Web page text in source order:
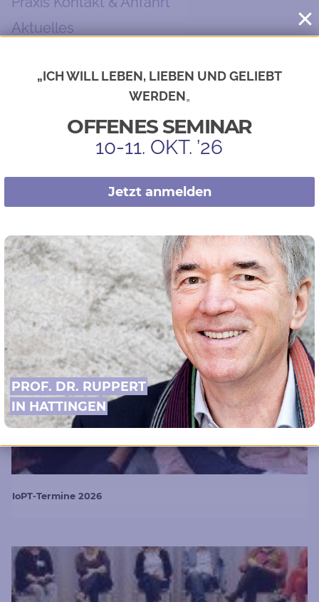
Aktuelles
Kleine Praxisauszeiten im August
IoPT-Termine 2026
„ICH WILL LEBEN, LIEBEN UND GELIEBT
WERDEN„
OFFENES SEMINAR
10-11. OKT. ’26
Jetzt anmelden
PROF. DR. RUPPERT
IN HATTINGEN